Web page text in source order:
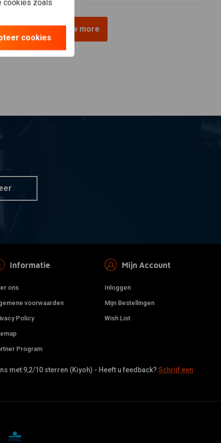
View more
Informatie
ons
voorwaarden
Policy
Program
Mijn Account
Inloggen
Mijn Bestellingen
Wish List
met 9,2/10 sterren (Kiyoh) - Heeft u feedback? Schrijf een
cookies zoals
cookies